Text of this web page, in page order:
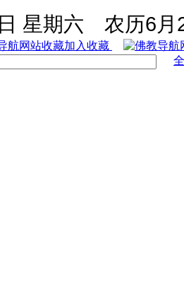
星期六 农历6月
加入收藏